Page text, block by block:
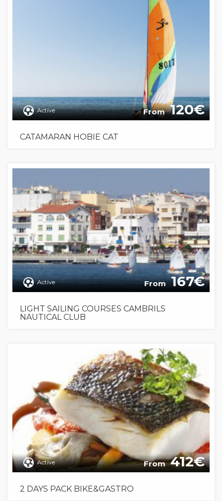
Active From 120
CATAMARAN HOBIE CAT
Active From 167
LIGHT SAILING COURSES CAMBRILS
NAUTICAL CLUB
Active From 412
2 DAYS PACK BIKE&GASTRO